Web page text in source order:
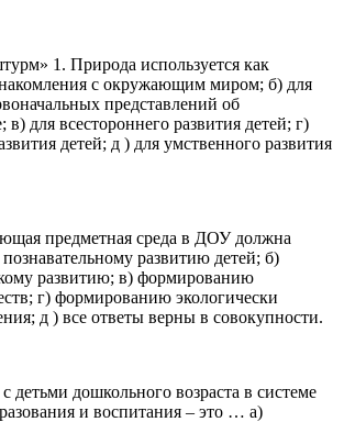
1. Природа используется как
с окружающим миром; б) для
представлений об
для всестороннего развития детей; г)
детей; д ) для умственного развития
предметная среда в ДОУ должна
познавательному развитию детей; б)
развитию; в) формированию
г) формированию экологически
д ) все ответы верны в совокупности.
детьми дошкольного возраста в системе
и воспитания – это … а)